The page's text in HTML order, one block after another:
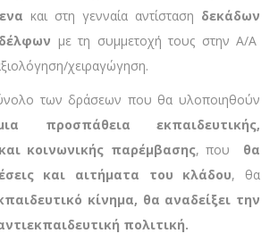
και στη γενναία αντίσταση δεκάδων
με τη συμμετοχή τους στην Α/Α
χειραγώγηση.
δράσεων που θα υλοποιηθούν
προσπάθεια εκπαιδευτικής,
κοινωνικής παρέμβασης, που θα
και αιτήματα του κλάδου, θα
κίνημα, θα αναδείξει την
πολιτική.